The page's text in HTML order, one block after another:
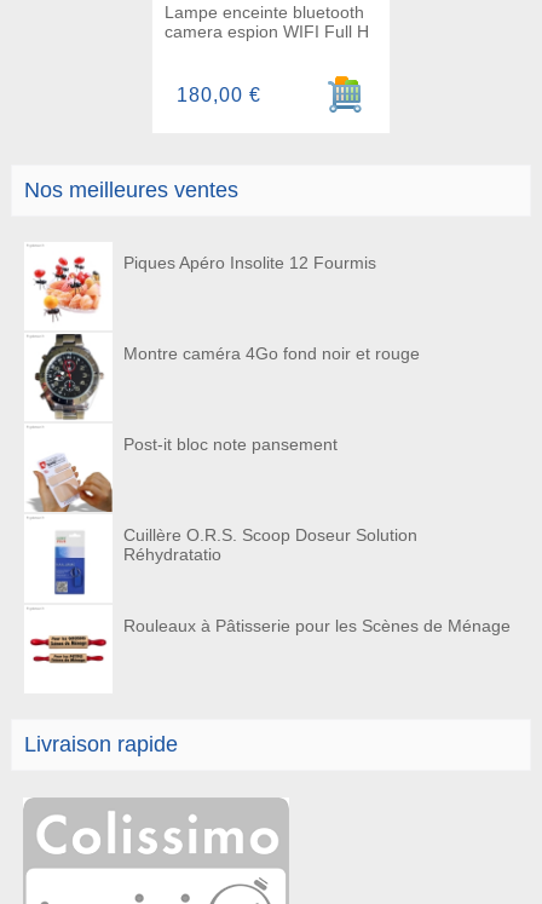
Nos meilleures ventes
Piques Apéro Insolite 12 Fourmis
Montre caméra 4Go fond noir et rouge
Post-it bloc note pansement
Cuillère O.R.S. Scoop Doseur Solution
Réhydratatio
Rouleaux à Pâtisserie pour les Scènes de Ménage
Livraison rapide
Lampe enceinte bluetooth
camera espion WIFI Full H
Ajouter au panier
180,00 €